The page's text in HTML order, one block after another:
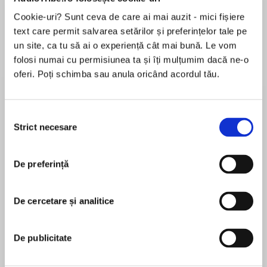
Cookie-uri? Sunt ceva de care ai mai auzit - mici fișiere
text care permit salvarea setărilor și preferințelor tale pe
un site, ca tu să ai o experiență cât mai bună. Le vom
folosi numai cu permisiunea ta și îți mulțumim dacă ne-o
oferi. Poți schimba sau anula oricând acordul tău.
consimțământului
Strict necesare
De preferință
De cercetare și analitice
De publicitate
Desprecarte
Follow the words using the free booklet, also
available at:
Covers the words you need for modern life in
Vietnam with topics on home life, work and
În acest moment nu există recenzii
Collins Dictionaries